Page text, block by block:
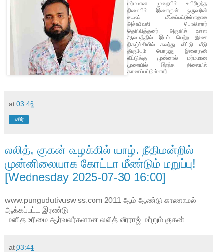
மர்மமான முறையில் உயிரிழந்த
நிலையில் இளைஞன் ஒருவரின்
சடலம் மீட்கப்பட்டுள்ளதாக
அச்சுவேலி பொலிஸார்
தெரிவித்தனர். அருகில் உள்ள
ஆலயத்தில் இடம் பெற்ற இசை
நிகழ்ச்சியில் கலந்து விட்டு வீடு
திரும்பும் பொழுது இளைஞன்
வீட்டுக்கு முன்னால் மர்மமான
முறையில் இறந்த நிலையில்
காணப்பட்டுள்ளார்.
at 03:46
பகிர்
லலித், குகன் வழக்கில் யாழ். நீதிமன்றில்
முன்னிலையாக கோட்டா மீண்டும் மறுப்பு!
[Wednesday 2025-07-30 16:00]
www.pungudutivuswiss.com 2011 ஆம் ஆண்டு காணாமல்
ஆக்கப்பட்ட இரண்டு
மனித உரிமை ஆர்வலர்களான லலித் வீரராஜ் மற்றும் குகன்
at 03:44